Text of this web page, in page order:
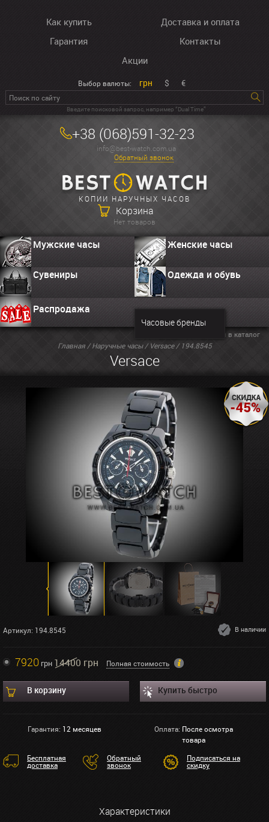
Как купить
Доставка и оплата
Гарантия
Контакты
Акции
Выбор валюты: грн $ €
Введите поисковой запрос, например “Dual Time”
+38 (068)591-32-23
info@best-watch.com.ua
Обратный звонок
КОПИИ НАРУЧНЫХ ЧАСОВ
Корзина
Нет товаров
Мужские часы Женские часы
Сувениры Одежда и обувь
Распродажа
Часовые бренды
Главная/Наручные часы/ Versace/ 194.8545
Versace
Вернуться в каталог
Артикул: 194.8545 В наличии
7920грн 14400 грн Полная стоимость
В корзину Купить быстро
Гарантия: 12 месяцев Оплата: После осмотра
товара
Бесплатная
доставка
Обратный
звонок
Подписаться на
скидку
Характеристики